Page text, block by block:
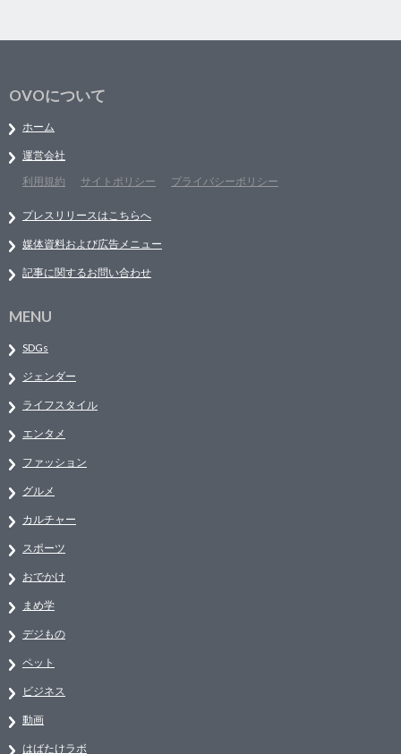
OVOについて
ホーム
運営会社
利用規約
サイトポリシー プライバシーポリシー
プレスリリースはこちらへ
媒体資料および広告メニュー
記事に関するお問い合わせ
MENU
SDGs
ジェンダー
ライフスタイル
エンタメ
ファッション
グルメ
カルチャー
スポーツ
おでかけ
まめ学
デジもの
ペット
ビジネス
動画
はばたけラボ